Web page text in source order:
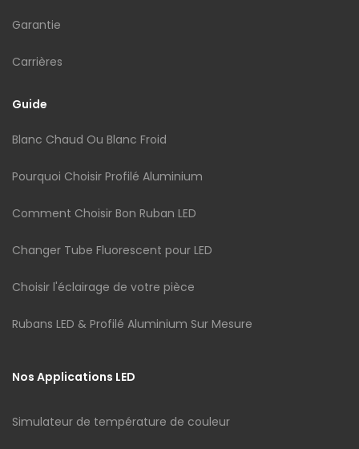
Garantie
Carrières
Guide
Blanc Chaud Ou Blanc Froid
Pourquoi Choisir Profilé Aluminium
Comment Choisir Bon Ruban LED
Changer Tube Fluorescent pour LED
Choisir l'éclairage de votre pièce
Rubans LED & Profilé Aluminium Sur Mesure
Nos Applications LED
Simulateur de température de couleur